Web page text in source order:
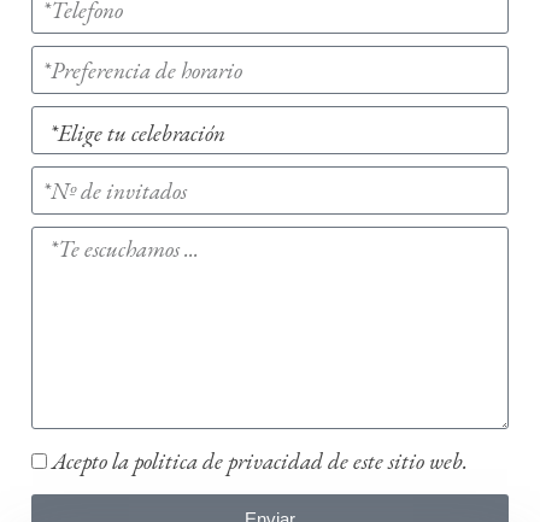
Acepto la politica de privacidad de este sitio web.